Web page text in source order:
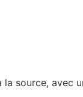
source,